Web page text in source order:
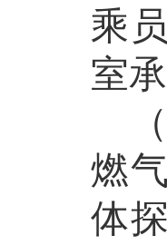
乘
室承
燃
体